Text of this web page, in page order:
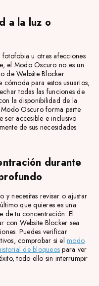
a la luz o
u otras afecciones
el Modo Oscuro no es un
de Website Blocker
para estos usuarios,
todas las funciones de
la disponibilidad de la
Oscuro forma parte
ser accesible e inclusivo
de sus necesidades
durante
y necesitas revisar o ajustar
que quieres es una
de tu concentración. El
con Website Blocker sea
Puedes verificar
comprobar si el modo
de bloqueos para ver
todo ello sin interrumpir